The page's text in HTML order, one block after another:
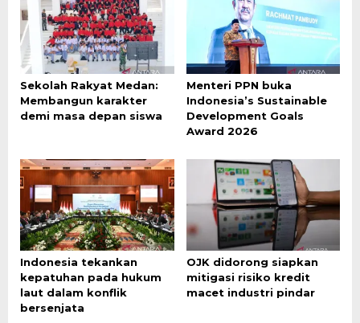
Sekolah Rakyat Medan:
Membangun karakter
demi masa depan siswa
Menteri PPN buka
Indonesia’s Sustainable
Development Goals
Award 2026
Indonesia tekankan
kepatuhan pada hukum
laut dalam konflik
bersenjata
OJK didorong siapkan
mitigasi risiko kredit
macet industri pindar